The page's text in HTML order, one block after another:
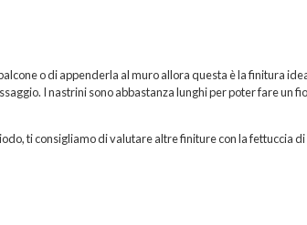
o di appenderla al muro allora questa è la finitura
I nastrini sono abbastanza lunghi per poter fare un
ti consigliamo di valutare altre finiture con la fettuccia